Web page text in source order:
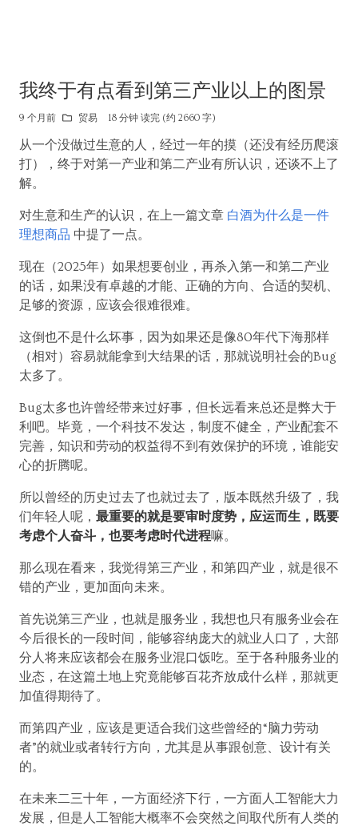
我终于有点看到第三产业以上的图景
9 个月前 贸易 18 分钟 读完 (约 2660 字)
从一个没做过生意的人，经过一年的摸（还没有经历爬滚
打），终于对第一产业和第二产业有所认识，还谈不上了
解。
对生意和生产的认识，在上一篇文章 白酒为什么是一件
理想商品 中提了一点。
现在（2025年）如果想要创业，再杀入第一和第二产业
的话，如果没有卓越的才能、正确的方向、合适的契机、
足够的资源，应该会很难很难。
这倒也不是什么坏事，因为如果还是像80年代下海那样
（相对）容易就能拿到大结果的话，那就说明社会的Bug
太多了。
Bug太多也许曾经带来过好事，但长远看来总还是弊大于
利吧。毕竟，一个科技不发达，制度不健全，产业配套不
完善，知识和劳动的权益得不到有效保护的环境，谁能安
心的折腾呢。
所以曾经的历史过去了也就过去了，版本既然升级了，我
们年轻人呢， 最重要的就是要审时度势，应运而生，既要
考虑个人奋斗，也要考虑时代进程嘛。
那么现在看来，我觉得第三产业，和第四产业，就是很不
错的产业，更加面向未来。
首先说第三产业，也就是服务业，我想也只有服务业会在
今后很长的一段时间，能够容纳庞大的就业人口了，大部
分人将来应该都会在服务业混口饭吃。至于各种服务业的
业态，在这篇土地上究竟能够百花齐放成什么样，那就更
加值得期待了。
而第四产业，应该是更适合我们这些曾经的“脑力劳动
者”的就业或者转行方向，尤其是从事跟创意、设计有关
的。
在未来二三十年，一方面经济下行，一方面人工智能大力
发展，但是人工智能大概率不会突然之间取代所有人类的